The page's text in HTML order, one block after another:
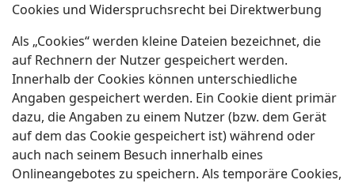
Cookies und Widerspruchsrecht bei Direktwerbung
Als „Cookies“ werden kleine Dateien bezeichnet, die
auf Rechnern der Nutzer gespeichert werden.
Innerhalb der Cookies können unterschiedliche
Angaben gespeichert werden. Ein Cookie dient primär
dazu, die Angaben zu einem Nutzer (bzw. dem Gerät
auf dem das Cookie gespeichert ist) während oder
auch nach seinem Besuch innerhalb eines
Onlineangebotes zu speichern. Als temporäre Cookies,